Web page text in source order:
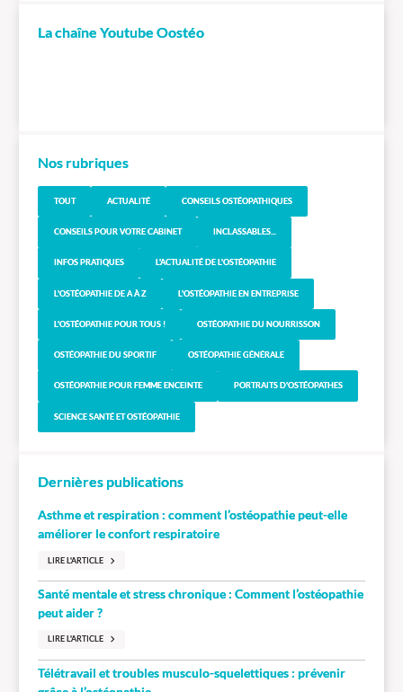
La chaîne Youtube Oostéo
Nos rubriques
TOUT ACTUALITÉ CONSEILS OSTÉOPATHIQUES
CONSEILS POUR VOTRE CABINET INCLASSABLES...
INFOS PRATIQUES L'ACTUALITÉ DE L'OSTÉOPATHIE
L'OSTÉOPATHIE DE A À Z L'OSTÉOPATHIE EN ENTREPRISE
L'OSTÉOPATHIE POUR TOUS ! OSTÉOPATHIE DU NOURRISSON
OSTÉOPATHIE DU SPORTIF OSTÉOPATHIE GÉNÉRALE
OSTÉOPATHIE POUR FEMME ENCEINTE PORTRAITS D'OSTÉOPATHES
SCIENCE SANTÉ ET OSTÉOPATHIE
Dernières publications
Asthme et respiration : comment l’ostéopathie peut-elle
améliorer le confort respiratoire
LIRE L'ARTICLE
Santé mentale et stress chronique : Comment l’ostéopathie
peut aider ?
LIRE L'ARTICLE
Télétravail et troubles musculo-squelettiques : prévenir